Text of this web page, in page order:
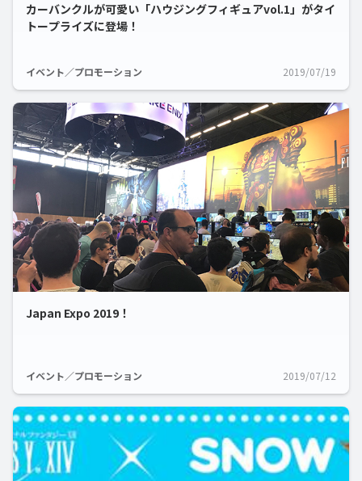
カーバンクルが可愛い「ハウジングフィギュアvol.1」がタイ
トープライズに登場！
イベント／プロモーション 2019/07/19
Japan Expo 2019！
イベント／プロモーション 2019/07/12